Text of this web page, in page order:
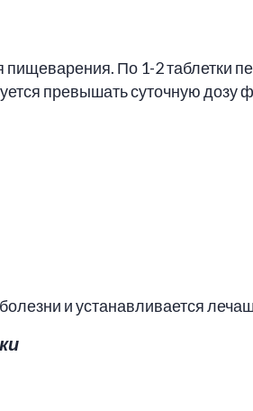
По 1-2 таблетки
превышать суточную
и устанавливается